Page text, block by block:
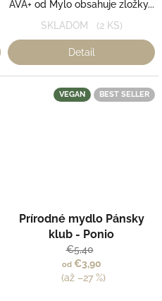
AVA+ od Mylo obsahuje zložky...
SKLADOM (2 KS)
Detail
VEGAN BEST SELLER
Prírodné mydlo Pánsky
klub - Ponio
€5,40
od€3,90
(až –27 %)